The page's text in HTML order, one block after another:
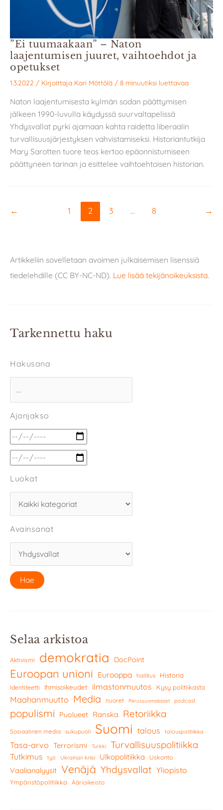
”Ei tuumaakaan” – Naton
laajentumisen juuret, vaihtoehdot ja
opetukset
1.3.2022 / Kirjoittaja Kari Möttölä / 8 minuutiksi luettavaa
Naton laajentumisesta kylmän sodan päättymisen
jälkeen 1990-luvulla käydyssä suurvaltapelissä
Yhdysvallat pyrki ajamaan kahta raidetta liberaalin
turvallisuusjärjestyksen vahvistamiseksi. Historiantutkija
Mary Sarotten tuore teos kertoo epäonnistumiseen
päättyneen tarinan ja esittelee vaihtoehtoisen historian.
← 1 2 3 … 8 →
Artikkeliin sovelletaan avoimen julkaisemisen lisenssiä
tiedelehdille (CC BY-NC-ND). Lue lisää tekijänoikeuksista.
Tarkennettu haku
Hakusana
Ajanjakso
Luokat
Avainsanat
Selaa arkistoa
Aktivismi demokratia DocPoint
Euroopan unioni Eurooppa hallitus Historia
Identiteetti Ihmisoikeudet ilmastonmuutos Kysy politiikasta
Maahanmuutto Media nuoret Perussuomalaiset podcast
populismi Puolueet Ranska Retoriikka
Sosiaalinen media sukupuoli Suomi talous talouspolitiikka
Tasa-arvo Terrorismi Turkki Turvallisuuspolitiikka
Tutkimus työ Ukrainan kriisi Ulkopolitiikka Uskonto
Vaalianalyysit Venäjä Yhdysvallat Yliopisto
Ympäristöpolitiikka Äärioikeisto